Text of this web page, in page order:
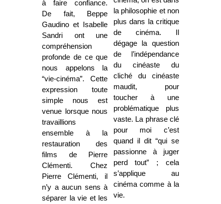
à faire confiance.
De fait, Beppe
Gaudino et Isabelle
Sandri ont une
compréhension
profonde de ce que
nous appelons la
“vie-cinéma”. Cette
expression toute
simple nous est
venue lorsque nous
travaillions
ensemble à la
restauration des
films de Pierre
Clémenti. Chez
Pierre Clémenti, il
n’y a aucun sens à
séparer la vie et les
la philosophie et non
plus dans la critique
de cinéma. Il
dégage la question
de l’indépendance
du cinéaste du
cliché du cinéaste
maudit, pour
toucher à une
problématique plus
vaste. La phrase clé
pour moi c’est
quand il dit “qui se
passionne à juger
perd tout” ; cela
s’applique au
cinéma comme à la
vie.